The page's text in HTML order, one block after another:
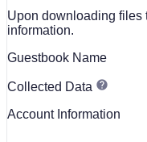
Upon downloading files
information.
Guestbook Name
Collected Data
Account Information